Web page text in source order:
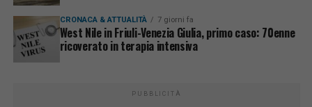
CRONACA & ATTUALITÀ 7 giorni fa
West Nile in Friuli-Venezia Giulia, primo caso: 70enne
ricoverato in terapia intensiva
PUBBLICITÀ